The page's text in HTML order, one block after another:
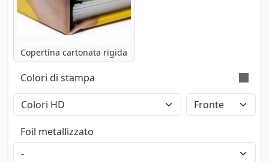
Copertina cartonata rigida
anima in cartone rigido da 2,5 mm.
Colori di stampa
Stampa a colori con metodo CMYK High
Definition (2400dpi). Eventuali pantoni
lasciati nel file saranno convertiti
Foil metallizzato